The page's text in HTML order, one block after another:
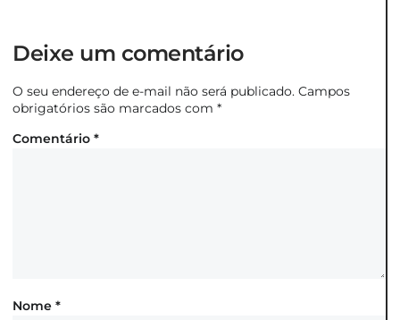
Deixe um comentário
O seu endereço de e-mail não será publicado. Campos
obrigatórios são marcados com *
Comentário *
Nome *